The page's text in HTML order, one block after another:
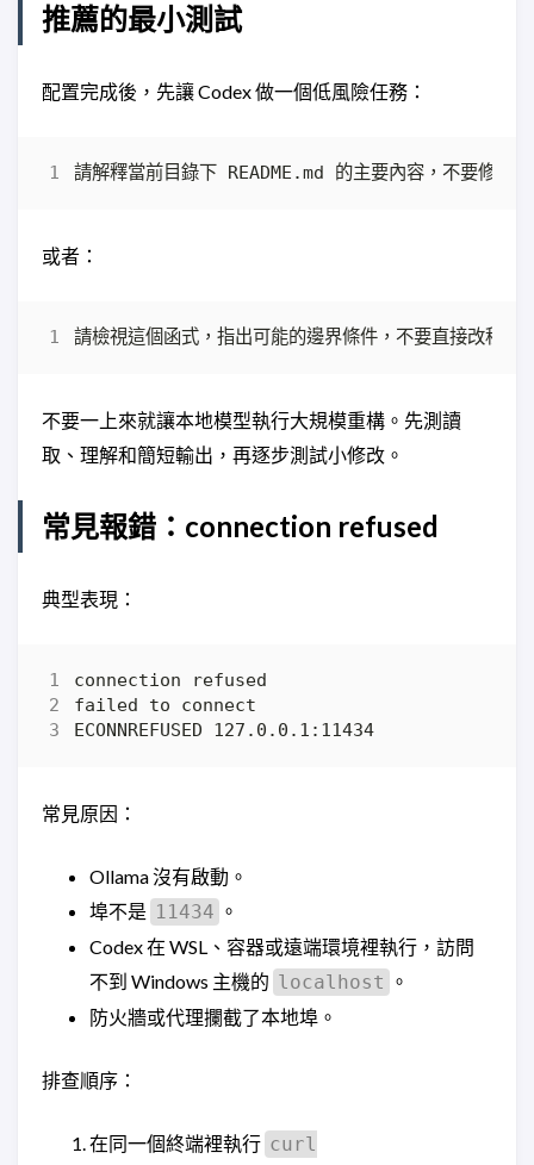
推薦的最小測試
配置完成後，先讓 Codex 做一個低風險任務：
或者：
不要一上來就讓本地模型執行大規模重構。先測讀
取、理解和簡短輸出，再逐步測試小修改。
常見報錯：connection refused
典型表現：
常見原因：
Ollama 沒有啟動。
埠不是 11434 。
Codex 在 WSL、容器或遠端環境裡執行，訪問
不到 Windows 主機的 localhost 。
防火牆或代理攔截了本地埠。
排查順序：
在同一個終端裡執行 curl